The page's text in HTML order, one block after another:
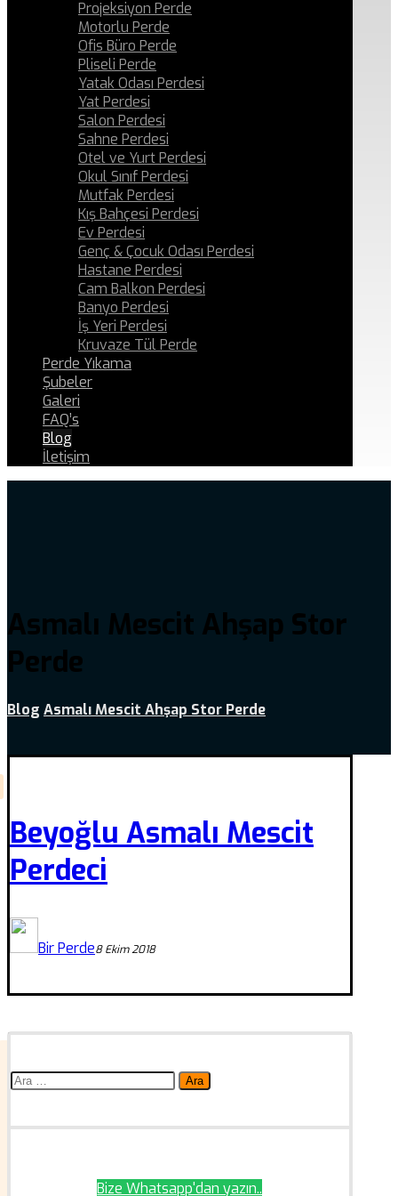
Projeksiyon Perde
Motorlu Perde
Ofis Büro Perde
Pliseli Perde
Yatak Odası Perdesi
Yat Perdesi
Salon Perdesi
Sahne Perdesi
Otel ve Yurt Perdesi
Okul Sınıf Perdesi
Mutfak Perdesi
Kış Bahçesi Perdesi
Ev Perdesi
Genç & Çocuk Odası Perdesi
Hastane Perdesi
Cam Balkon Perdesi
Banyo Perdesi
İş Yeri Perdesi
Kruvaze Tül Perde
Perde Yıkama
Şubeler
Galeri
FAQ’s
Blog
İletişim
Asmalı Mescit Ahşap Stor
Perde
Blog Asmalı Mescit Ahşap Stor Perde
Beyoğlu Asmalı Mescit
Perdeci
Bir Perde8 Ekim 2018
Arama:
Bize Whatsapp'dan yazın..